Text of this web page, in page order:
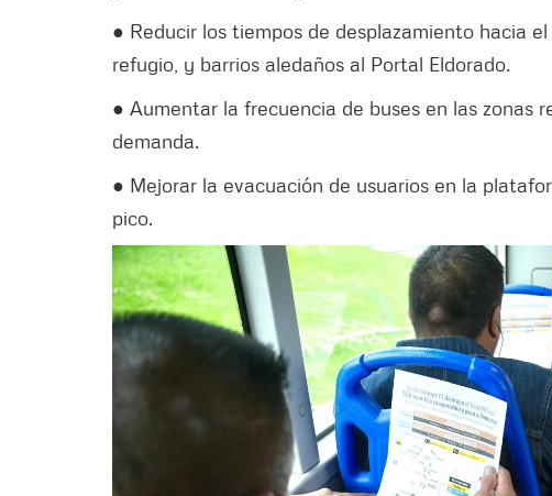
● Reducir los tiempos de desplazamiento hacia
refugio, y barrios aledaños al Portal Eldorado.
● Aumentar la frecuencia de buses en las zonas
demanda.
● Mejorar la evacuación de usuarios en la
pico.